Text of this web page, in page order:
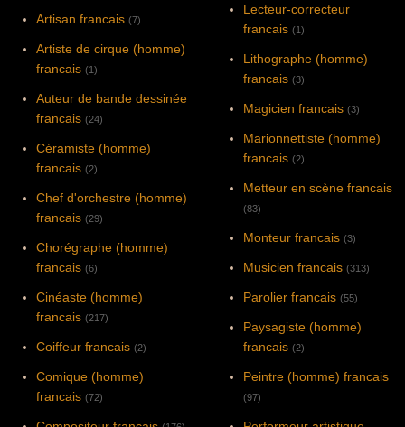
Artisan francais (7)
Artiste de cirque (homme)
francais (1)
Auteur de bande dessinée
francais (24)
Céramiste (homme)
francais (2)
Chef d'orchestre (homme)
francais (29)
Chorégraphe (homme)
francais (6)
Cinéaste (homme)
francais (217)
Coiffeur francais (2)
Comique (homme)
francais (72)
Lecteur-correcteur
francais (1)
Lithographe (homme)
francais (3)
Magicien francais (3)
Marionnettiste (homme)
francais (2)
Metteur en scène francais
(83)
Monteur francais (3)
Musicien francais (313)
Parolier francais (55)
Paysagiste (homme)
francais (2)
Peintre (homme) francais
(97)